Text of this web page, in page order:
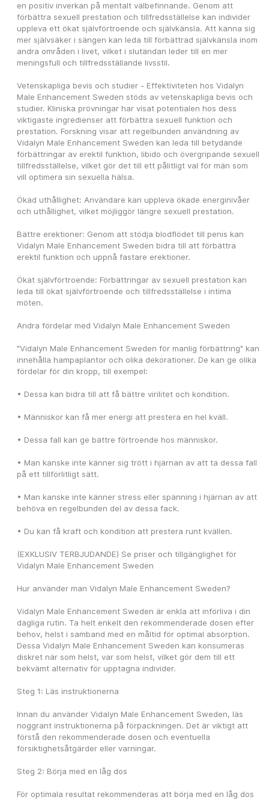
en positiv inverkan på mentalt välbefinnande. Genom att
förbättra sexuell prestation och tillfredsställelse kan individer
uppleva ett ökat självförtroende och självkänsla. Att känna sig
mer självsäker i sängen kan leda till förbättrad självkänsla inom
andra områden i livet, vilket i slutändan leder till en mer
meningsfull och tillfredsställande livsstil.
Vetenskapliga bevis och studier - Effektiviteten hos Vidalyn
Male Enhancement Sweden stöds av vetenskapliga bevis och
studier. Kliniska prövningar har visat potentialen hos dess
viktigaste ingredienser att förbättra sexuell funktion och
prestation. Forskning visar att regelbunden användning av
Vidalyn Male Enhancement Sweden kan leda till betydande
förbättringar av erektil funktion, libido och övergripande sexuell
tillfredsställelse, vilket gör det till ett pålitligt val för män som
vill optimera sin sexuella hälsa.
Ökad uthållighet: Användare kan uppleva ökade energinivåer
och uthållighet, vilket möjliggör längre sexuell prestation.
Bättre erektioner: Genom att stödja blodflödet till penis kan
Vidalyn Male Enhancement Sweden bidra till att förbättra
erektil funktion och uppnå fastare erektioner.
Ökat självförtroende: Förbättringar av sexuell prestation kan
leda till ökat självförtroende och tillfredsställelse i intima
möten.
Andra fördelar med Vidalyn Male Enhancement Sweden
"Vidalyn Male Enhancement Sweden för manlig förbättring" kan
innehålla hampaplantor och olika dekorationer. De kan ge olika
fördelar för din kropp, till exempel:
• Dessa kan bidra till att få bättre virilitet och kondition.
• Människor kan få mer energi att prestera en hel kväll.
• Dessa fall kan ge bättre förtroende hos människor.
• Man kanske inte känner sig trött i hjärnan av att ta dessa fall
på ett tillförlitligt sätt.
• Man kanske inte känner stress eller spänning i hjärnan av att
behöva en regelbunden del av dessa fack.
• Du kan få kraft och kondition att prestera runt kvällen.
(EXKLUSIV TERBJUDANDE) Se priser och tillgänglighet för
Vidalyn Male Enhancement Sweden
Hur använder man Vidalyn Male Enhancement Sweden?
Vidalyn Male Enhancement Sweden är enkla att införliva i din
dagliga rutin. Ta helt enkelt den rekommenderade dosen efter
behov, helst i samband med en måltid för optimal absorption.
Dessa Vidalyn Male Enhancement Sweden kan konsumeras
diskret när som helst, var som helst, vilket gör dem till ett
bekvämt alternativ för upptagna individer.
Steg 1: Läs instruktionerna
Innan du använder Vidalyn Male Enhancement Sweden, läs
noggrant instruktionerna på förpackningen. Det är viktigt att
förstå den rekommenderade dosen och eventuella
försiktighetsåtgärder eller varningar.
Steg 2: Börja med en låg dos
För optimala resultat rekommenderas att börja med en låg dos